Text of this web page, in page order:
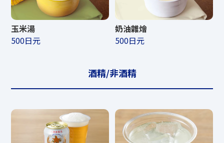
玉米湯
500日元
奶油雜燴
500日元
酒精/非酒精